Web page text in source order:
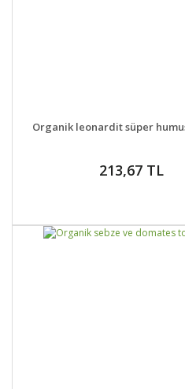
DETAYLAR
Organik leonardit süper
213,67 TL